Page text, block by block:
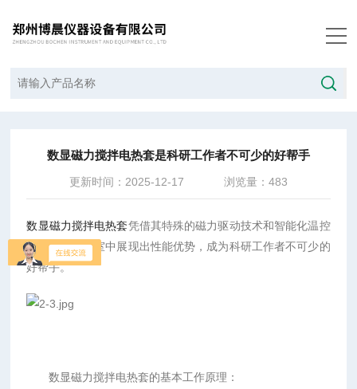
数显磁力搅拌电热套是科研工作者不可少的好帮手
更新时间：2025-12-17 浏览量：483
数显磁力搅拌电热套凭借其特殊的磁力驱动技术和智能化温控
系统，在实验室中展现出性能优势，成为科研工作者不可少的
好帮手。
数显磁力搅拌电热套的基本工作原理：